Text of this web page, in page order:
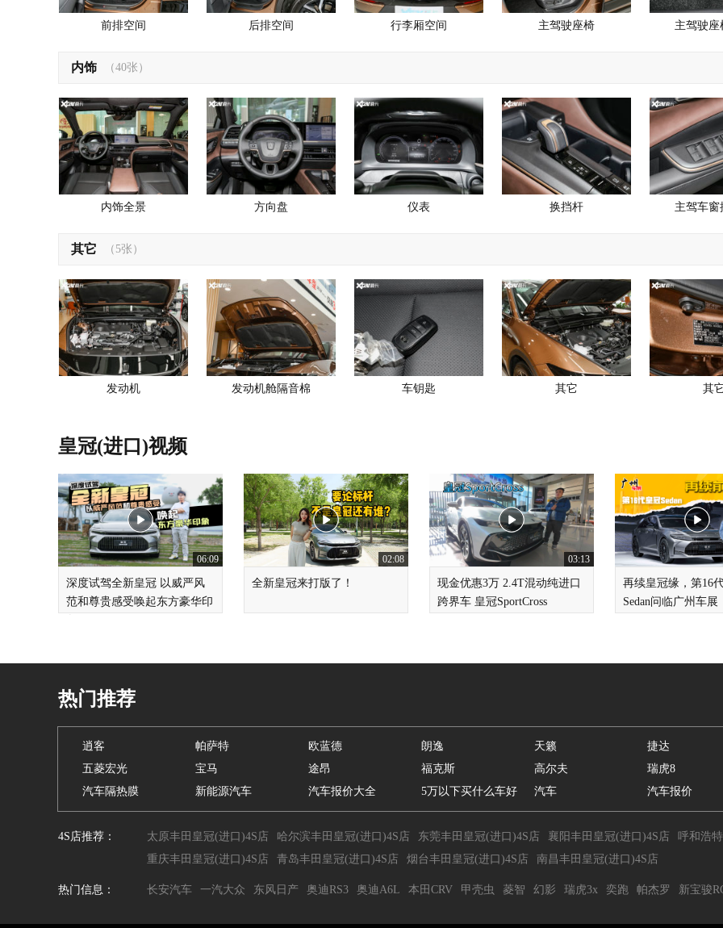
前排空间 后排空间 行李厢空间 主驾驶座椅 主驾驶座
内饰 （40张）
内饰全景 方向盘 仪表 换挡杆 主驾车窗
其它 （5张）
发动机 发动机舱隔音棉 车钥匙 其它 其
皇冠(进口)视频
06:09
深度试驾全新皇冠 以威严风
范和尊贵感受唤起东方豪华印
02:08
全新皇冠来打版了！
03:13
现金优惠3万 2.4T混动纯进口
跨界车 皇冠SportCross
再续皇冠缘，第16
Sedan问临广州车展
热门推荐
逍客 帕萨特 欧蓝德 朗逸 天籁
捷达
五菱宏光
宝马 途昂 福克斯 高尔夫
瑞虎8
汽车隔热膜
新能源汽车 汽车报价大全 5万以下买什么车好 汽车 汽车报价
4S店推荐： 太原丰田皇冠(进口)4S店 哈尔滨丰田皇冠(进口)4S店 东莞丰田皇冠(进口)4S店 襄阳丰田皇冠(进口)4S店
呼和浩
重庆丰田皇冠(进口)4S店
青岛丰田皇冠(进口)4S店 烟台丰田皇冠(进口)4S店 南昌丰田皇冠(进口)4S店
热门信息： 长安汽车 一汽大众 东风日产 奥迪RS3 奥迪A6L 本田CRV 甲壳虫 菱智 幻影 瑞虎3x 奕跑 帕杰罗 新宝骏